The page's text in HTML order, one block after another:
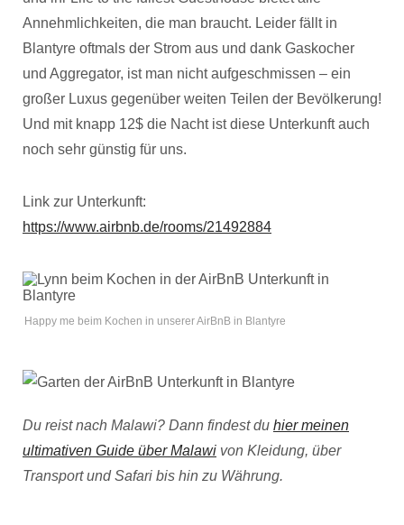
Annehmlichkeiten, die man braucht. Leider fällt in
Blantyre oftmals der Strom aus und dank Gaskocher
und Aggregator, ist man nicht aufgeschmissen – ein
großer Luxus gegenüber weiten Teilen der Bevölkerung!
Und mit knapp 12$ die Nacht ist diese Unterkunft auch
noch sehr günstig für uns.
Link zur Unterkunft:
https://www.airbnb.de/rooms/21492884
Happy me beim Kochen in unserer AirBnB in Blantyre
Du reist nach Malawi? Dann findest du hier meinen
ultimativen Guide über Malawi von Kleidung, über
Transport und Safari bis hin zu Währung.